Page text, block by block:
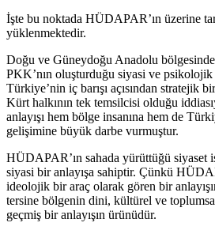
İşte bu noktada HÜDAPAR’ın üzerine
yüklenmektedir.
Doğu ve Güneydoğu Anadolu
PKK’nın oluşturduğu siyasi ve psikolojik
Türkiye’nin iç barışı açısından stratejik
Kürt halkının tek temsilcisi olduğu
anlayışı hem bölge insanına hem de
gelişimine büyük darbe vurmuştur.
HÜDAPAR’ın sahada yürüttüğü siyaset
siyasi bir anlayışa sahiptir. Çünkü
ideolojik bir araç olarak gören bir
tersine bölgenin dini, kültürel ve
geçmiş bir anlayışın ürünüdür.